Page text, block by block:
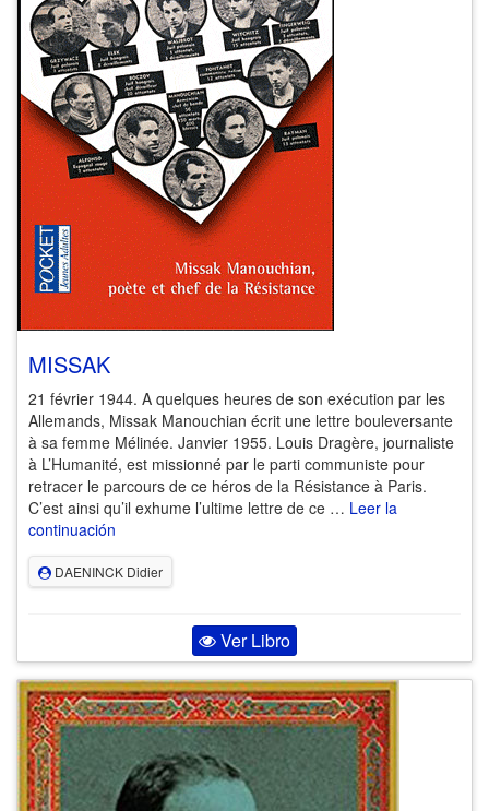
MISSAK
21 février 1944. A quelques heures de son exécution par les
Allemands, Missak Manouchian écrit une lettre bouleversante
à sa femme Mélinée. Janvier 1955. Louis Dragère, journaliste
à L’Humanité, est missionné par le parti communiste pour
retracer le parcours de ce héros de la Résistance à Paris.
C’est ainsi qu’il exhume l’ultime lettre de ce … Leer la
continuación
DAENINCK Didier
Ver Libro